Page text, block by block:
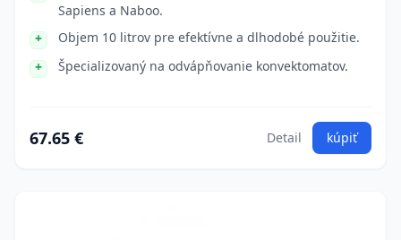
Sapiens a Naboo.
Objem 10 litrov pre efektívne a dlhodobé použitie.
Špecializovaný na odvápňovanie konvektomatov.
67.65 € Detail kúpiť